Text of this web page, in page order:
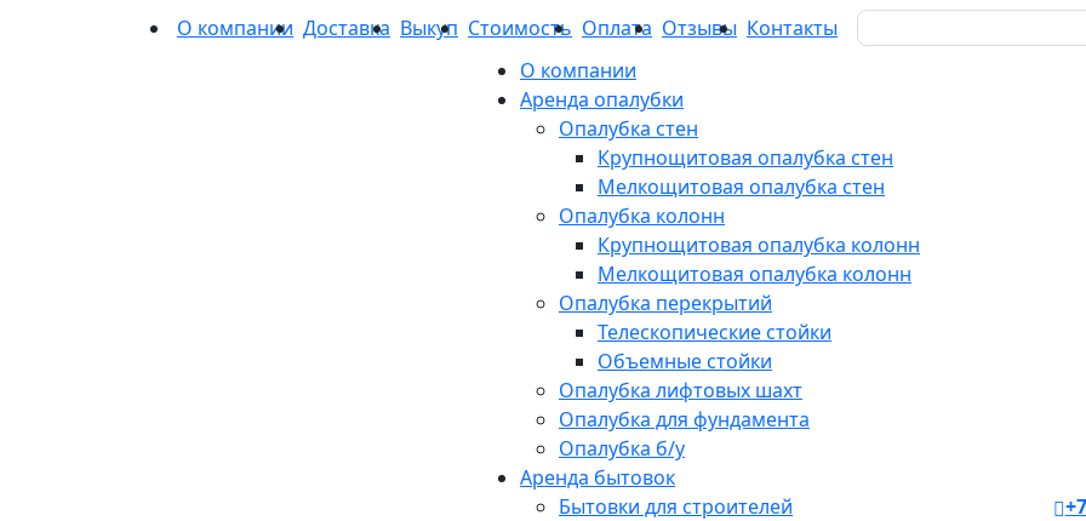
О компании Доставка Выкуп Стоимость Оплата Отзывы Контакты Search
for:
О компании
Аренда опалубки
Опалубка стен
Крупнощитовая опалубка стен
Мелкощитовая опалубка стен
Опалубка колонн
Крупнощитовая опалубка колонн
Мелкощитовая опалубка колонн
Опалубка перекрытий
Телескопические стойки
Объемные стойки
Опалубка лифтовых шахт
Опалубка для фундамента
Опалубка б/у
Аренда бытовок
Бытовки для строителей